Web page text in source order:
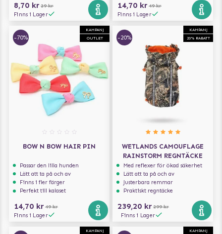
8,70 kr 29 kr
Finns i Lager
14,70 kr 49 kr
Finns i Lager
KAMPANJ
OUTLET
-70%
BOW N BOW HAIR PIN
Passar den lilla hunden
Lätt att ta på och av
Finns i fler färger
Perfekt till kalaset
14,70 kr 49 kr
Finns i Lager
KAMPANJ
20% RABATT
-20%
WETLANDS CAMOUFLAGE
RAINSTORM REGNTÄCKE
Med reflexer för ökad säkerhet
Lätt att ta på och av
Justerbara remmar
Praktiskt regntäcke
239,20 kr 299 kr
Finns i Lager
KAMPANJ
KAMPANJ